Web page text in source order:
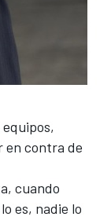
en contra de
cuando
es, nadie lo